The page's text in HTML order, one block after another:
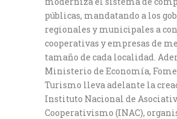
públicas, mandatando a los
regionales y municipales a
cooperativas y empresas de
tamaño de cada localidad.
Ministerio de Economía,
Turismo lleva adelante la
Instituto Nacional de
Cooperativismo (INAC),